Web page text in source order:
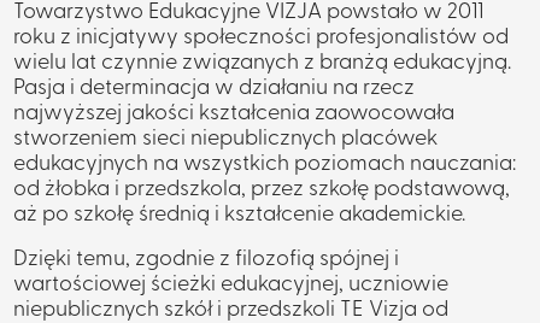
Towarzystwo Edukacyjne VIZJA powstało w 2011
roku z inicjatywy społeczności profesjonalistów od
wielu lat czynnie związanych z branżą edukacyjną.
Pasja i determinacja w działaniu na rzecz
najwyższej jakości kształcenia zaowocowała
stworzeniem sieci niepublicznych placówek
edukacyjnych na wszystkich poziomach nauczania:
od żłobka i przedszkola, przez szkołę podstawową,
aż po szkołę średnią i kształcenie akademickie.
Dzięki temu, zgodnie z filozofią spójnej i
wartościowej ścieżki edukacyjnej, uczniowie
niepublicznych szkół i przedszkoli TE Vizja od